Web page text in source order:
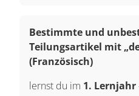
Bestimmte und
Teilungsartikel mit
(Französisch)
lernst du im 1. Lernjahr